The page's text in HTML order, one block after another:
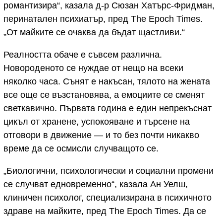
романтизира“, казала д-р Сюзан Хатърс-Фридман,
перинатален психиатър, пред The Epoch Times.
„От майките се очаква да бъдат щастливи.“
Реалността обаче е съвсем различна.
Новороденото се нуждае от нещо на всеки
няколко часа. Сънят е накъсан, тялото на жената
все още се възстановява, а емоциите се сменят
светкавично. Първата година е един непрекъснат
цикъл от хранене, успокояване и търсене на
отговори в движение — и то без почти никакво
време да се осмисли случващото се.
„Биологични, психологически и социални промени
се случват едновременно“, казала Ан Уелш,
клиничен психолог, специализирана в психичното
здраве на майките, пред The Epoch Times. Да се